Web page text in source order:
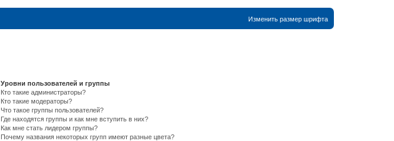
Изменить размер шрифта
Уровни пользователей и группы
Кто такие администраторы?
Кто такие модераторы?
Что такое группы пользователей?
Где находятся группы и как мне вступить в них?
Как мне стать лидером группы?
Почему названия некоторых групп имеют разные цвета?